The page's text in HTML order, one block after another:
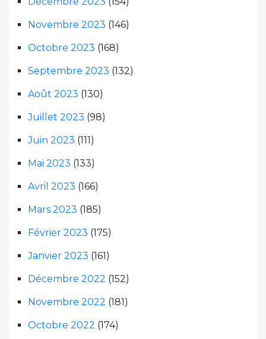
Novembre 2023 (146)
Octobre 2023 (168)
Septembre 2023 (132)
Août 2023 (130)
Juillet 2023 (98)
Juin 2023 (111)
Mai 2023 (133)
Avril 2023 (166)
Mars 2023 (185)
Février 2023 (175)
Janvier 2023 (161)
Décembre 2022 (152)
Novembre 2022 (181)
Octobre 2022 (174)